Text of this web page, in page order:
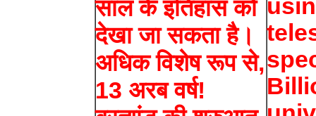
साल के इतिहास को
देखा जा सकता है।
अधिक विशेष रूप से,
13 अरब वर्ष!